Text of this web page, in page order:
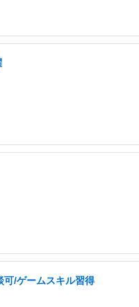
可/ゲームスキル習得